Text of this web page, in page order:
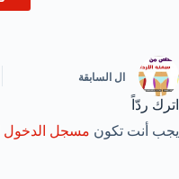
ال السابقة
اترك ردّاً
يجب أنت تكون مسجل الدخول